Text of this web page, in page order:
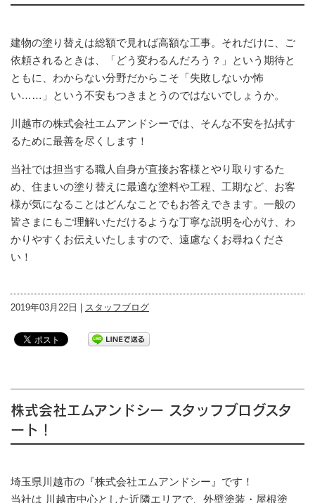
建物の塗り替えは総額で見れば高額な工事。それだけに、ご
依頼されるときは、「どう変わるんだろう？」という期待と
ともに、わからない分野だからこそ「失敗しないか怖
い……」という不安もつきまとうのではないでしょうか。
川越市の株式会社エムアンドシーでは、そんな不安を払拭す
るために最善を尽くします！
当社では担当する職人自身が直接お客様とやり取りするた
め、住まいの塗り替えに最適な塗料や工程、工期など、お客
様が気になることはどんなことでもお答えできます。一般の
皆さまにもご理解いただけるような丁寧な説明を心がけ、わ
かりやすくお伝えいたしますので、遠慮なくお尋ねくださ
い！
2019年03月22日 | スタッフブログ
株式会社エムアンドシー スタッフブログスタ
ート！
埼玉県川越市の『株式会社エムアンドシー』です！
当社は 川越市中心とした近隣エリアで、外壁塗装・屋根塗